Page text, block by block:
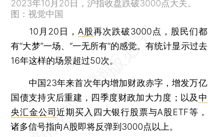
2023年10月20日，沪指收盘跌破3000点大关。
图：视觉中国
10月20日， A股再次跌破3000点，股民们都
有“大梦”一场、“一无所有”的感觉。有统计显示过去
16年这样的场景超过50次。
中国23年来首次年内增加财政赤字，增发万亿
国债支持灾后重建，四季度财政加大力度；以及 中
央汇金公司近期买入四大银行股票与A股ETF等，
诸多信号指向A股即将反弹到3000点以上。